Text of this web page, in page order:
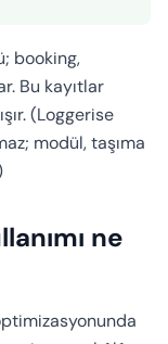
booking,
Bu kayıtlar
(Loggerise
modül, taşıma
ne